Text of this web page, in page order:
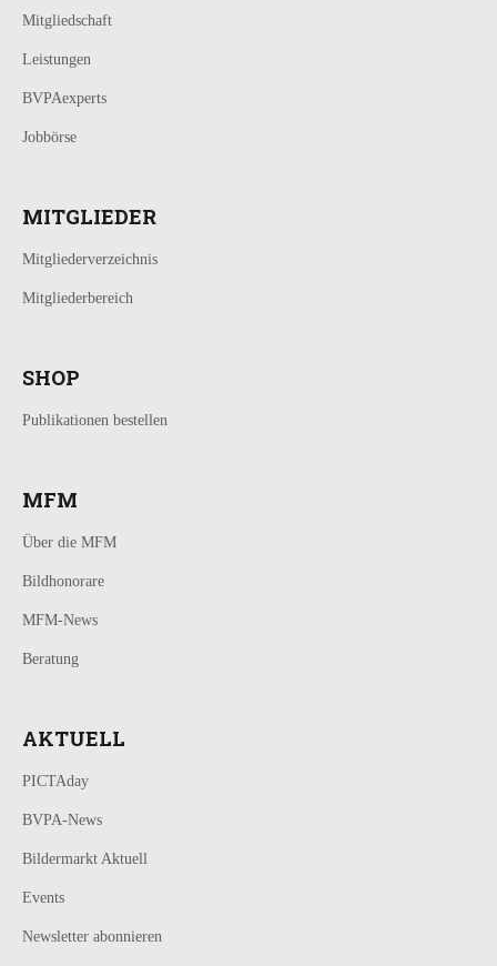
Mitgliedschaft
Leistungen
BVPAexperts
Jobbörse
MITGLIEDER
Mitgliederverzeichnis
Mitgliederbereich
SHOP
Publikationen bestellen
MFM
Über die MFM
Bildhonorare
MFM-News
Beratung
AKTUELL
PICTAday
BVPA-News
Bildermarkt Aktuell
Events
Newsletter abonnieren